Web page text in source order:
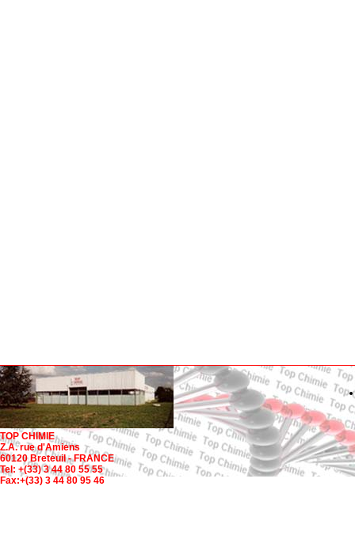
TOP CHIMIE
Z.A. rue d'Amiens
60120 Breteuil - FRANCE
Tel: +(33) 3 44 80 55 55
Fax:+(33) 3 44 80 95 46